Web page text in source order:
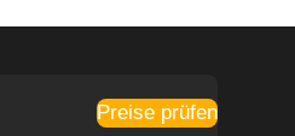
Preise prüfen